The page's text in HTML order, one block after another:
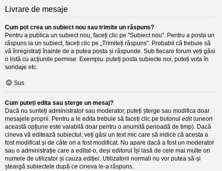
Livrare de mesaje
Cum pot crea un subiect nou sau trimite un răspuns?
Pentru a publica un subiect nou, faceți clic pe "Subiect nou". Pentru a posta un
răspuns la un subiect, faceți clic pe „Trimiteți răspuns”. Probabil că trebuie să
vă înregistrați înainte de a putea posta și răspunde. Sub fiecare forum veți găsi
o listă cu acțiunile permise. Exemplu: puteți posta subiecte noi, puteți vota în
sondaje etc.
Sus
Cum puteți edita sau șterge un mesaj?
Dacă nu sunteți administrator sau moderator, puteți șterge sau modifica doar
mesajele proprii. Pentru a le edita trebuie să faceți clic pe butonul edit(uneori
această opțiune este valabilă doar pentru o anumită perioadă de timp). Dacă
cineva vă editează subiectul, veți găsi un text mic care să indice că acesta a
fost modificat și de câte ori a fost modificat. Nu apare dacă a fost un moderator
sau o administrație care a editat-o, deși editorul își lasă de cele mai multe ori
numele de utilizator și cauza ediției. Utilizatorii normali nu vor putea să-și
șteargă subiectele după ce cineva le-a răspuns.